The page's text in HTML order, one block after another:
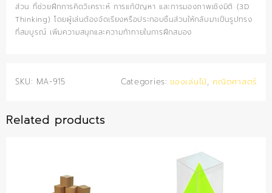
ส่วน ที่ช่วยฝึกการคิดวิเคราะห์ การแก้ปัญหา และการมองภาพเชิงมิติ (3D
Thinking) โดยผู้เล่นต้องจัดเรียงหรือประกอบชิ้นส่วนให้กลับมาเป็นรูปทรง
ที่สมบูรณ์ เพิ่มความสนุกและความท้าทายในการฝึกสมอง
SKU: MA-915 Categories:ของเล่นไม้, คณิตศาสตร์
Related products